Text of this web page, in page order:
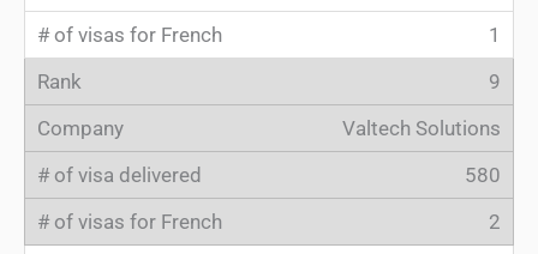
1
9
Valtech Solutions
580
2